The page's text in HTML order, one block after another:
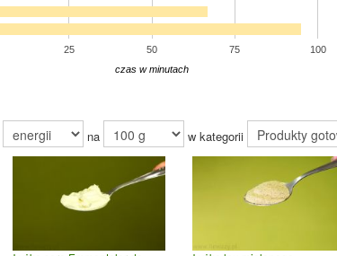
25 50 75 100
czas w minutach
na w kategorii